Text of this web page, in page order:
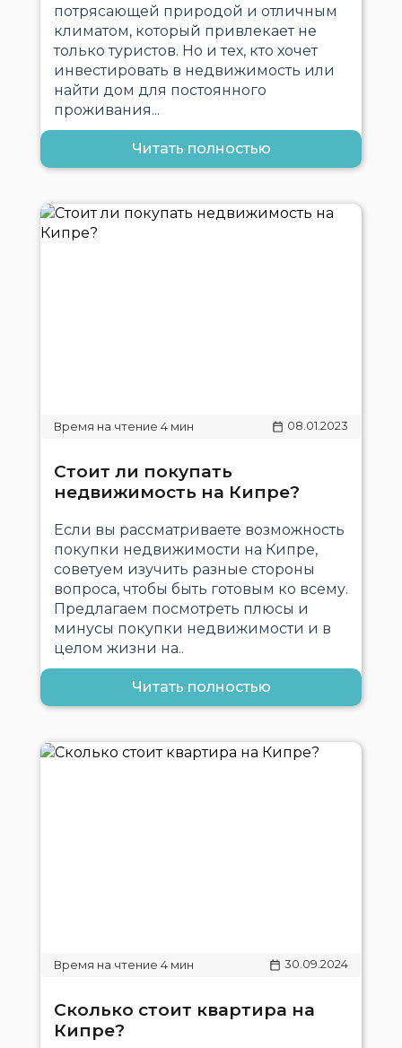
потрясающей природой и отличным
климатом, который привлекает не
только туристов. Но и тех, кто хочет
инвестировать в недвижимость или
найти дом для постоянного
проживания...
Читать полностью
08.01.2023
Стоит ли покупать
недвижимость на Кипре?
Если вы рассматриваете возможность
покупки недвижимости на Кипре,
советуем изучить разные стороны
вопроса, чтобы быть готовым ко всему.
Предлагаем посмотреть плюсы и
минусы покупки недвижимости и в
целом жизни на..
Читать полностью
30.09.2024
Сколько стоит квартира на
Кипре?